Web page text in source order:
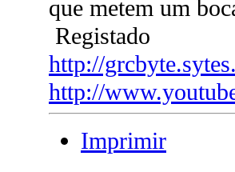
que metem um
Registado
http://
http://
Imprimir